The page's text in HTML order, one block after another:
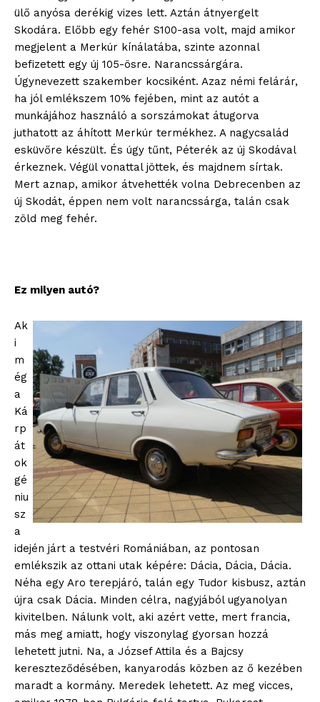
ülő anyósa derékig vizes lett. Aztán átnyergelt
Skodára. Előbb egy fehér S100-asa volt, majd amikor
megjelent a Merkúr kínálatába, szinte azonnal
befizetett egy új 105-ösre. Narancssárgára.
Úgynevezett szakember kocsiként. Azaz némi felárár,
ha jól emlékszem 10% fejében, mint az autót a
munkájához használó a sorszámokat átugorva
juthatott az áhított Merkúr termékhez. A nagycsalád
esküvőre készült. És úgy tűnt, Péterék az új Skodával
érkeznek. Végül vonattal jöttek, és majdnem sírtak.
Mert aznap, amikor átvehették volna Debrecenben az
új Skodát, éppen nem volt narancssárga, talán csak
zöld meg fehér.
Ez milyen autó?
Ak
i
m
ég
a
Ká
rp
át
ok
gé
niu
sz
a
idején járt a testvéri Romániában, az pontosan
emlékszik az ottani utak képére: Dácia, Dácia, Dácia.
Néha egy Aro terepjáró, talán egy Tudor kisbusz, aztán
újra csak Dácia. Minden célra, nagyjából ugyanolyan
kivitelben. Nálunk volt, aki azért vette, mert francia,
más meg amiatt, hogy viszonylag gyorsan hozzá
lehetett jutni. Na, a József Attila és a Bajcsy
kereszteződésében, kanyarodás közben az ő kezében
maradt a kormány. Meredek lehetett. Az meg vicces,